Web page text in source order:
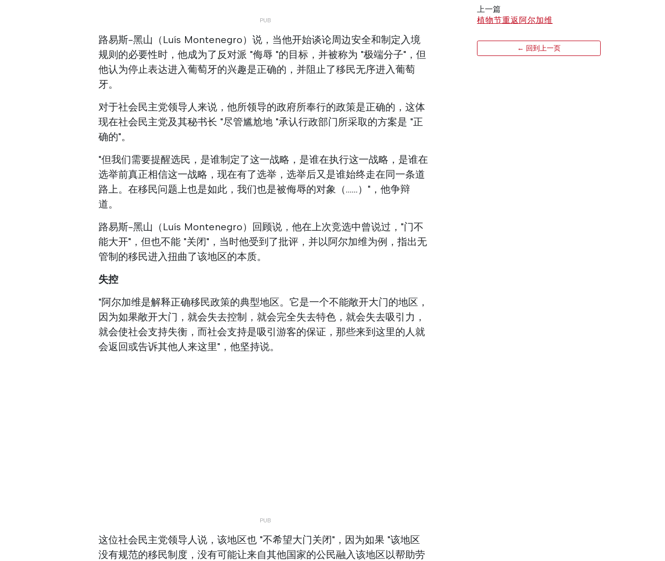
路易斯-黑山（Luís Montenegro）说，当他开始谈论周边安全和制定入境
规则的必要性时，他成为了反对派 "侮辱 "的目标，并被称为 "极端分子"，但
他认为停止表达进入葡萄牙的兴趣是正确的，并阻止了移民无序进入葡萄
牙。
对于社会民主党领导人来说，他所领导的政府所奉行的政策是正确的，这体
现在社会民主党及其秘书长 "尽管尴尬地 "承认行政部门所采取的方案是 "正
确的"。
"但我们需要提醒选民，是谁制定了这一战略，是谁在执行这一战略，是谁在
选举前真正相信这一战略，现在有了选举，选举后又是谁始终走在同一条道
路上。在移民问题上也是如此，我们也是被侮辱的对象（......）"，他争辩
道。
路易斯-黑山（Luís Montenegro）回顾说，他在上次竞选中曾说过，"门不
能大开"，但也不能 "关闭"，当时他受到了批评，并以阿尔加维为例，指出无
管制的移民进入扭曲了该地区的本质。
失控
"阿尔加维是解释正确移民政策的典型地区。它是一个不能敞开大门的地区，
因为如果敞开大门，就会失去控制，就会完全失去特色，就会失去吸引力，
就会使社会支持失衡，而社会支持是吸引游客的保证，那些来到这里的人就
会返回或告诉其他人来这里"，他坚持说。
这位社会民主党领导人说，该地区也 "不希望大门关闭"，因为如果 "该地区
没有规范的移民制度，没有可能让来自其他国家的公民融入该地区以帮助劳
上一篇
植物节重返阿尔加维
← 回到上一页